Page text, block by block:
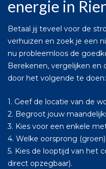
energie in
Betaal jij teveel voor de
verhuizen en zoek je een
nu probleemloos de
Berekenen, vergelijken en
door het volgende te doen:
1. Geef de locatie van de
2. Begroot jouw
3. Kies voor een enkele
4. Welke oorsprong
5. Kies de looptijd van het
direct opzegbaar).